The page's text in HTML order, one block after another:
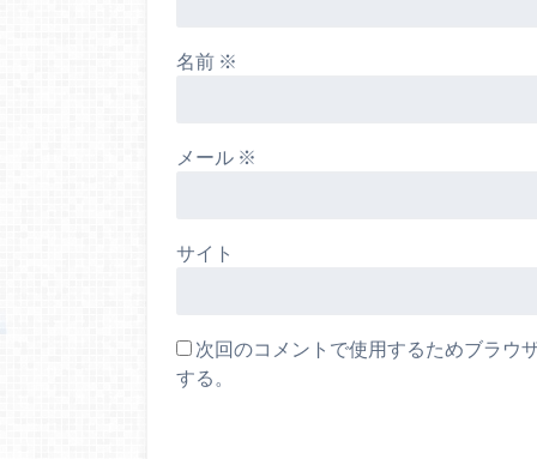
名前 ※
メール ※
サイト
次回のコメントで使用するためブラウ
する。